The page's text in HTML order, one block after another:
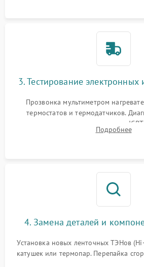
3. Тестирование электронных
Прозвонка мультиметром
термостатов и термодатчиков.
модуля, реле, диодных мостов и
индукции). Проверка кранов и газ-
Подробнее
4. Замена деталей и
Установка новых ленточных ТЭНов
катушек или термопар. Перепайка